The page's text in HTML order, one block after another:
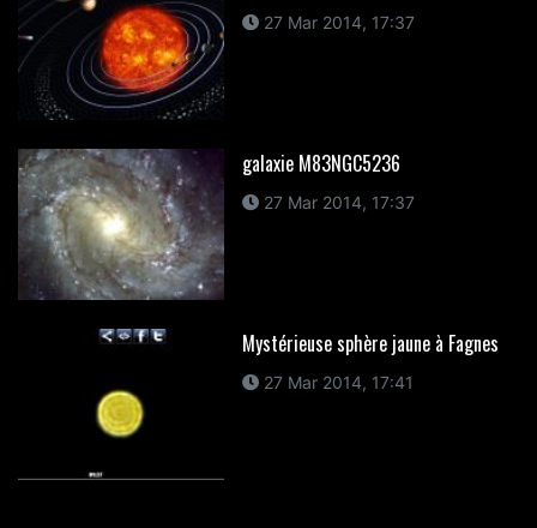
27 Mar 2014, 17:37
galaxie M83NGC5236
27 Mar 2014, 17:37
Mystérieuse sphère jaune à Fagnes
27 Mar 2014, 17:41